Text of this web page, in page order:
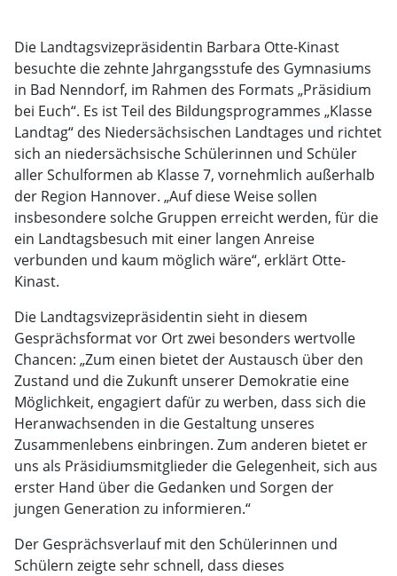
Die Landtagsvizepräsidentin Barbara Otte-Kinast
besuchte die zehnte Jahrgangsstufe des Gymnasiums
in Bad Nenndorf, im Rahmen des Formats „Präsidium
bei Euch“. Es ist Teil des Bildungsprogrammes „Klasse
Landtag“ des Niedersächsischen Landtages und richtet
sich an niedersächsische Schülerinnen und Schüler
aller Schulformen ab Klasse 7, vornehmlich außerhalb
der Region Hannover. „Auf diese Weise sollen
insbesondere solche Gruppen erreicht werden, für die
ein Landtagsbesuch mit einer langen Anreise
verbunden und kaum möglich wäre“, erklärt Otte-
Kinast.
Die Landtagsvizepräsidentin sieht in diesem
Gesprächsformat vor Ort zwei besonders wertvolle
Chancen: „Zum einen bietet der Austausch über den
Zustand und die Zukunft unserer Demokratie eine
Möglichkeit, engagiert dafür zu werben, dass sich die
Heranwachsenden in die Gestaltung unseres
Zusammenlebens einbringen. Zum anderen bietet er
uns als Präsidiumsmitglieder die Gelegenheit, sich aus
erster Hand über die Gedanken und Sorgen der
jungen Generation zu informieren.“
Der Gesprächsverlauf mit den Schülerinnen und
Schülern zeigte sehr schnell, dass dieses